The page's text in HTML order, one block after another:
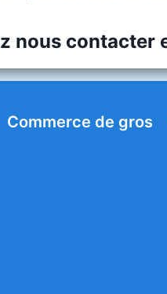
nous contacter
Commerce de gros